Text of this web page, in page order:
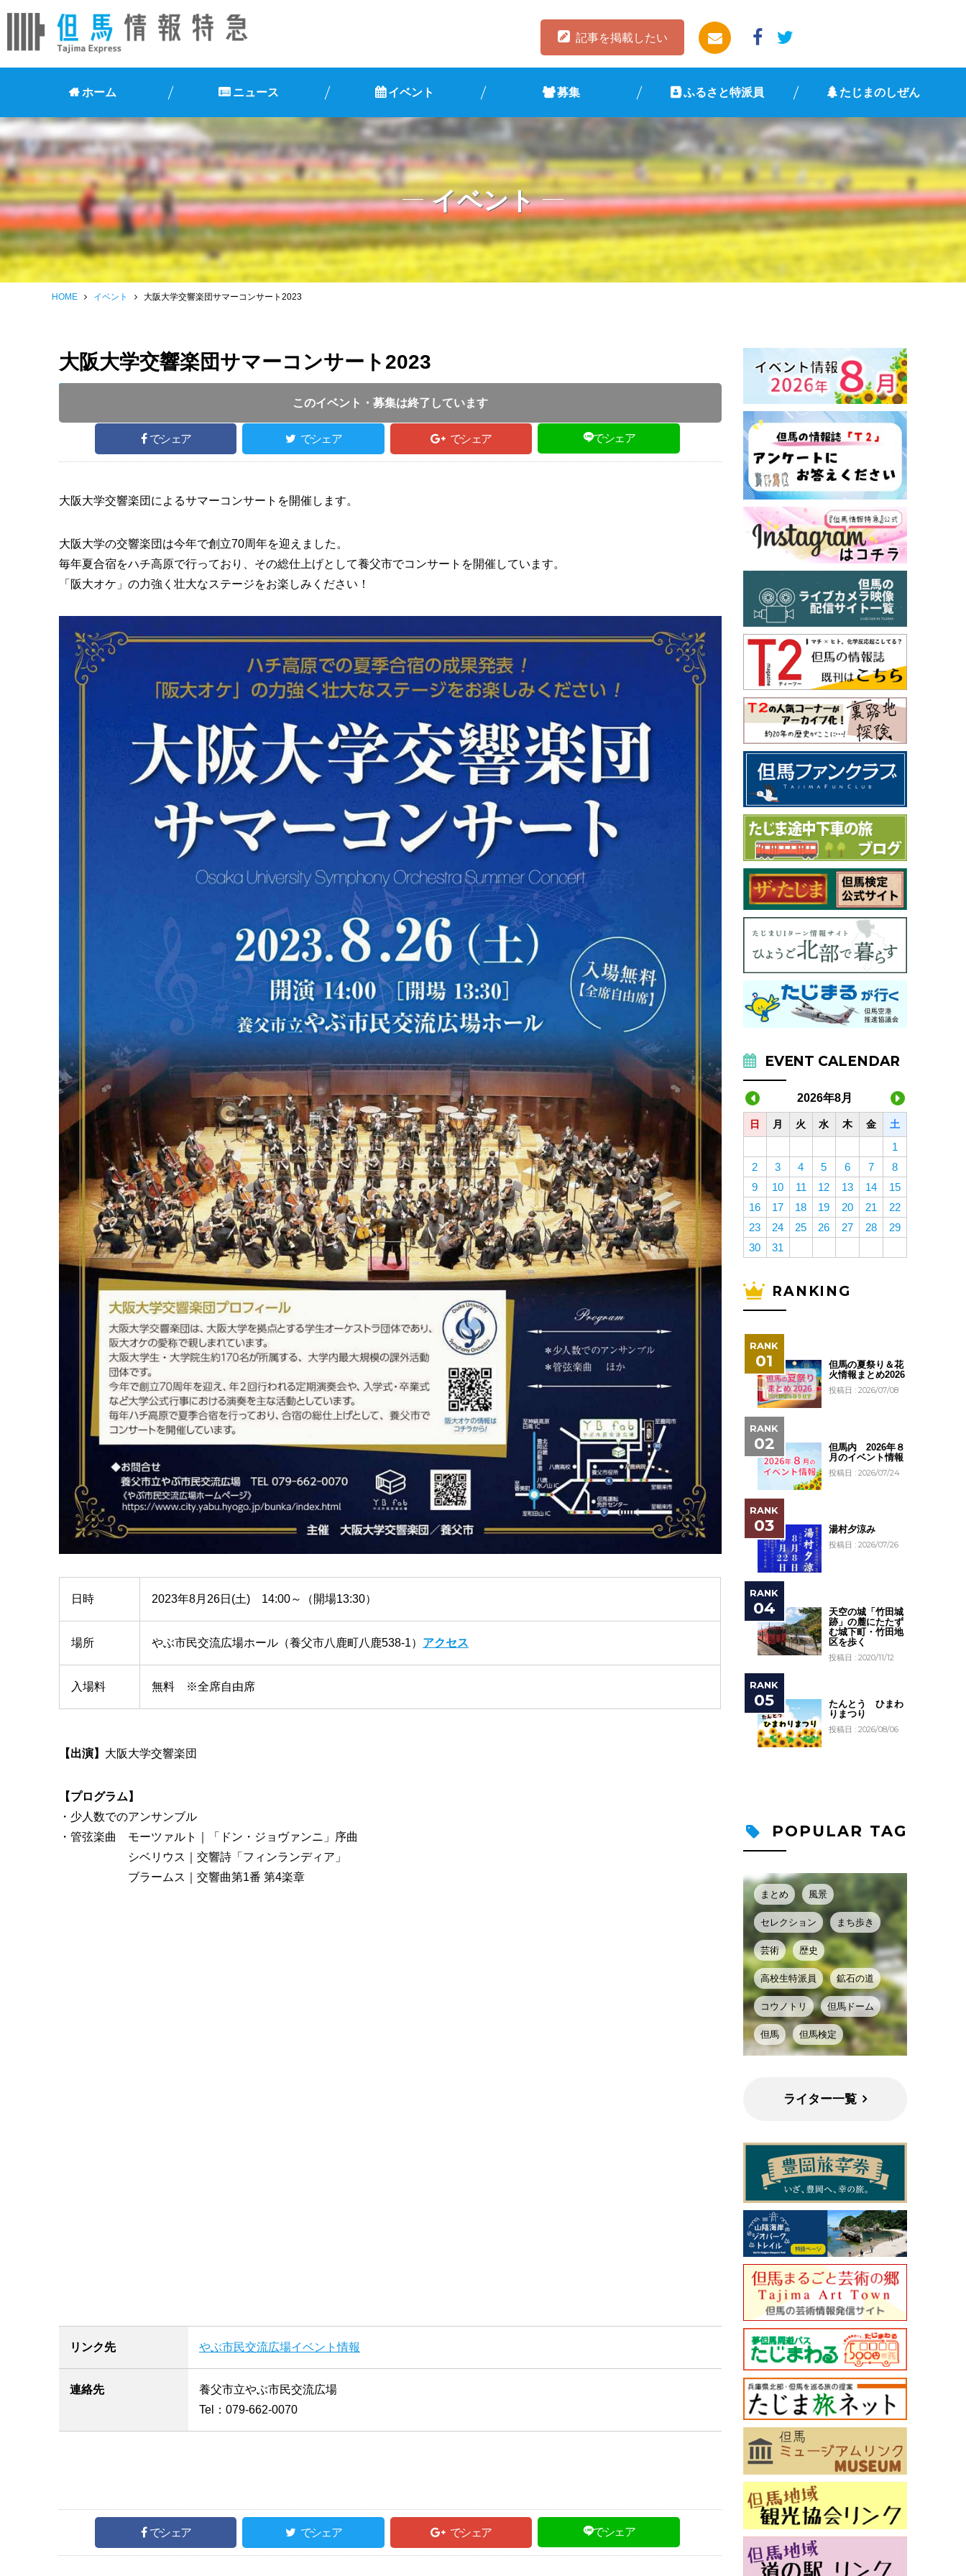
記事を掲載したい
ホーム ニュース イベント 募集 ふるさと特派員 たじまのしぜん
イベント
HOME イベント 大阪大学交響楽団サマーコンサート2023
大阪大学交響楽団サマーコンサート2023
このイベント・募集は終了しています
でシェア でシェア でシェア でシェア
大阪大学交響楽団によるサマーコンサートを開催します。
大阪大学の交響楽団は今年で創立70周年を迎えました。
毎年夏合宿をハチ高原で行っており、その総仕上げとして養父市でコンサートを開催しています。
「阪大オケ」の力強く壮大なステージをお楽しみください！
日時 2023年8月26日(土) 14:00～（開場13:30）
場所 やぶ市民交流広場ホール（養父市八鹿町八鹿538-1） アクセス
入場料 無料 ※全席自由席
【出演】 大阪大学交響楽団
【プログラム】
・少人数でのアンサンブル
・管弦楽曲 モーツァルト｜「ドン・ジョヴァンニ」序曲
シベリウス｜交響詩「フィンランディア」
ブラームス｜交響曲第1番 第4楽章
リンク先 やぶ市民交流広場イベント情報
連絡先
養父市立やぶ市民交流広場
Tel：079-662-0070
でシェア でシェア でシェア でシェア
EVENT CALENDAR
2026年8月
日 月 火 水 木 金 土
1
2
3 4 5 6 7
8
9
10 11 12 13 14
15
16
17 18 19 20 21
22
23
24 25 26 27 28
29
30
31
RANKING
但馬の夏祭り＆花
火情報まとめ2026
投稿日 : 2026/07/08
但馬内 2026年８
月のイベント情報
投稿日 : 2026/07/24
湯村夕涼み
投稿日 : 2026/07/26
天空の城「竹田城
跡」の麓にたたず
む城下町・竹田地
区を歩く
投稿日 : 2020/11/12
たんとう ひまわ
りまつり
投稿日 : 2026/08/06
POPULAR TAG
まとめ 風景
セレクション まち歩き
芸術 歴史
高校生特派員 鉱石の道
コウノトリ 但馬ドーム
但馬 但馬検定
ライター一覧